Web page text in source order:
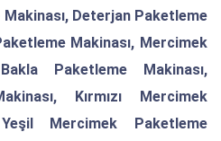
Deterjan Paketleme
Makinası, Mercimek
Paketleme Makinası,
Kırmızı Mercimek
Mercimek Paketleme